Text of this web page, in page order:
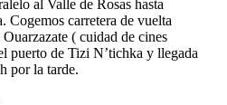
al Valle de Rosas hasta
Cogemos carretera de vuelta
( cuidad de cines
puerto de Tizi N’tichka y llegada
por la tarde.